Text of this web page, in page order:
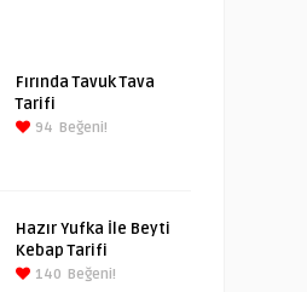
Fırında Tavuk Tava
Tarifi
94 Beğeni!
Hazır Yufka İle Beyti
Kebap Tarifi
140 Beğeni!